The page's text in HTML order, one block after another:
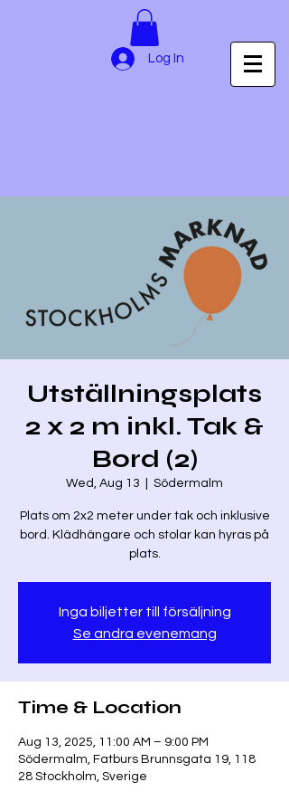
Log In
Utställningsplats
2 x 2 m inkl. Tak &
Bord (2)
Wed, Aug 13 Södermalm
Plats om 2x2 meter under tak och inklusive
bord. Klädhängare och stolar kan hyras på
plats.
Inga biljetter till försäljning
Se andra evenemang
Time & Location
Aug 13, 2025, 11:00 AM – 9:00 PM
Södermalm, Fatburs Brunnsgata 19, 118
28 Stockholm, Sverige